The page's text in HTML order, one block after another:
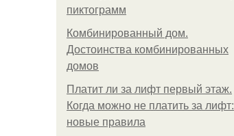
пиктограмм
Комбинированный дом.
Достоинства комбинированных
домов
Платит ли за лифт первый этаж.
Когда можно не платить за лифт:
новые правила